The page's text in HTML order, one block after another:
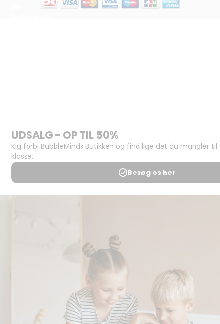
Support og
juridisk:
Spørgsmål og
svar
Medlemsbetingelser
Handels- og
BubbleMinds eller dele deraf
undervisningsinstitutionens
aftale med Tekst & Node.